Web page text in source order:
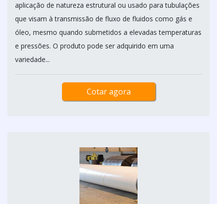
aplicação de natureza estrutural ou usado para tubulações
que visam à transmissão de fluxo de fluidos como gás e
óleo, mesmo quando submetidos a elevadas temperaturas
e pressões. O produto pode ser adquirido em uma
variedade...
Cotar agora